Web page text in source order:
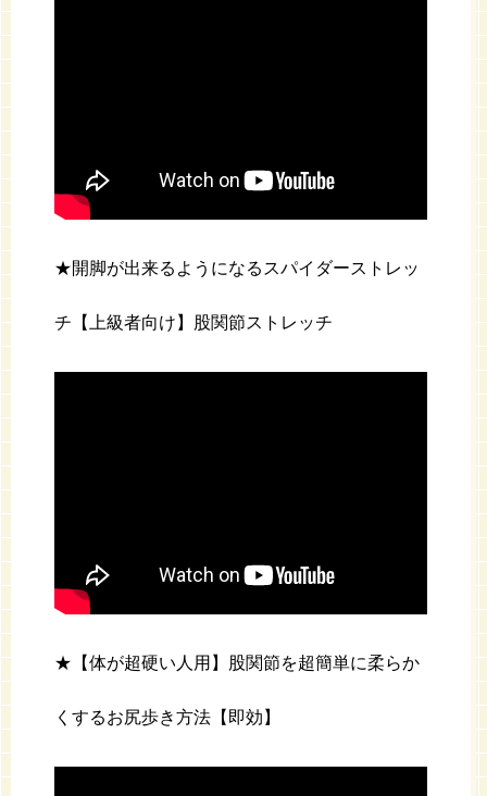
★開脚が出来るようになるスパイダーストレッ
チ【上級者向け】股関節ストレッチ
★【体が超硬い人用】股関節を超簡単に柔らか
くするお尻歩き方法【即効】